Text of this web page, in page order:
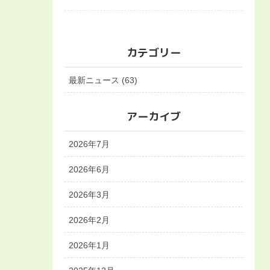
カテゴリー
最新ニュース (63)
アーカイブ
2026年7月
2026年6月
2026年3月
2026年2月
2026年1月